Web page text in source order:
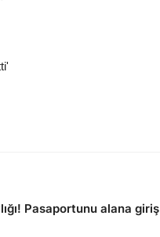
Pasaportunu alana giriş